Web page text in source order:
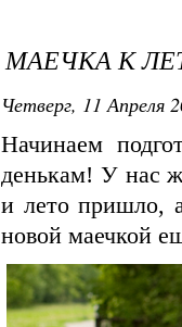
МАЕЧКА К
Четверг, 11 Апреля
Начинаем
денькам! У нас
и лето пришло,
новой маечкой